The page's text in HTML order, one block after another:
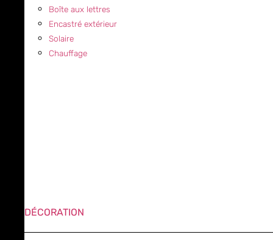
Boîte aux lettres
Encastré extérieur
Solaire
Chauffage
DÉCORATION